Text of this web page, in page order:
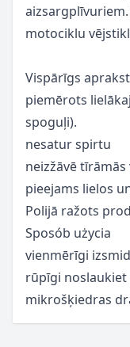
motociklu
Vispārīgs
piemērots
spoguļi).
nesatur spirtu
neizžāvē tīrāmās
pieejams lielos
Polijā ražots
Sposób użycia
vienmērīgi
rūpīgi
mikrošķiedras